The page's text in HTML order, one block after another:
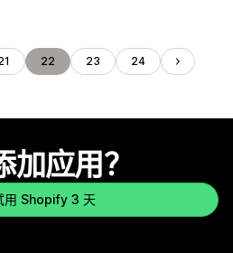
22 23 24
加应用？
用 Shopify 3 天